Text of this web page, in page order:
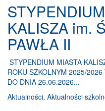
KALISZA im.
PAWŁA II
STYPENDIUM MIASTA
ROKU SZKOLNYM 2025/
DO DNIA 26.06.2026...
Aktualności, Aktualności